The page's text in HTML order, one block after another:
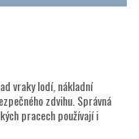
vraky lodí, nákladní
zdvihu. Správná
pracech používají i